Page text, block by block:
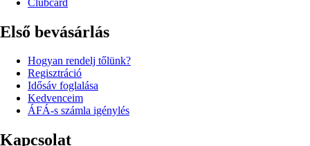
Első bevásárlás
Hogyan rendelj tőlünk?
Regisztráció
Idősáv foglalása
Kedvenceim
ÁFÁ-s számla igénylés
Kapcsolat